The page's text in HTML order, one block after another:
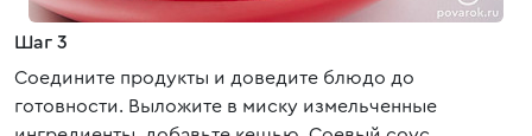
Шаг 3
Соедините продукты и доведите блюдо до
готовности. Выложите в миску измельченные